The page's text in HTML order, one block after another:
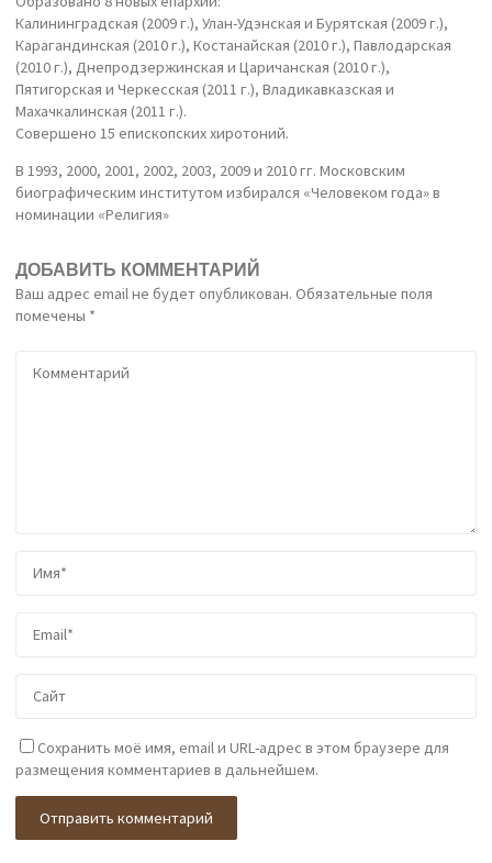
Калининградская (2009 г.), Улан-Удэнская и Бурятская (2009 г.),
Карагандинская (2010 г.), Костанайская (2010 г.), Павлодарская
(2010 г.), Днепродзержинская и Царичанская (2010 г.),
Пятигорская и Черкесская (2011 г.), Владикавказская и
Махачкалинская (2011 г.).
Совершено 15 епископских хиротоний.
В 1993, 2000, 2001, 2002, 2003, 2009 и 2010 гг. Московским
биографическим институтом избирался «Человеком года» в
номинации «Религия»
ДОБАВИТЬ КОММЕНТАРИЙ
Ваш адрес email не будет опубликован. Обязательные поля
помечены *
Сохранить моё имя, email и URL-адрес в этом браузере для
размещения комментариев в дальнейшем.